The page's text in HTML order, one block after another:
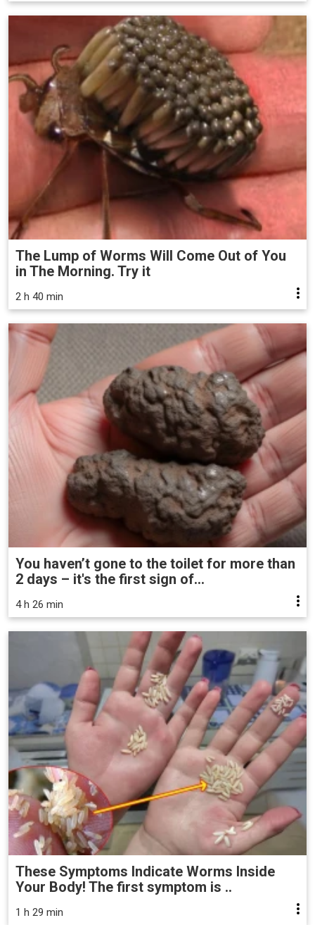
The Lump of Worms Will Come Out of You
in The Morning. Try it
2 h 40 min
You haven’t gone to the toilet for more than
2 days – it's the first sign of...
4 h 26 min
These Symptoms Indicate Worms Inside
Your Body! The first symptom is ..
1 h 29 min